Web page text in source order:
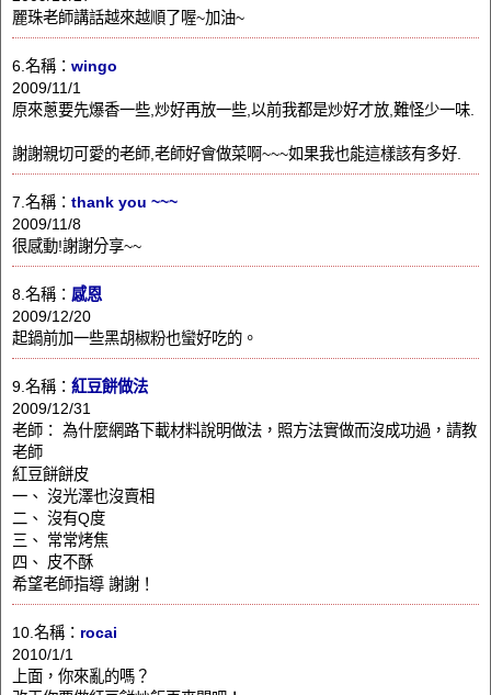
麗珠老師講話越來越順了喔~加油~
6.名稱： wingo
2009/11/1
原來蔥要先爆香一些,炒好再放一些,以前我都是炒好才放,難怪少一味.
謝謝親切可愛的老師,老師好會做菜啊~~~如果我也能這樣該有多好.
7.名稱： thank you ~~~
2009/11/8
很感動!謝謝分享~~
8.名稱： 感恩
2009/12/20
起鍋前加一些黑胡椒粉也蠻好吃的。
9.名稱： 紅豆餅做法
2009/12/31
老師： 為什麼網路下載材料說明做法，照方法實做而沒成功過，請教
老師
紅豆餅餅皮
一、 沒光澤也沒賣相
二、 沒有Q度
三、 常常烤焦
四、 皮不酥
希望老師指導 謝謝！
10.名稱： rocai
2010/1/1
上面，你來亂的嗎？